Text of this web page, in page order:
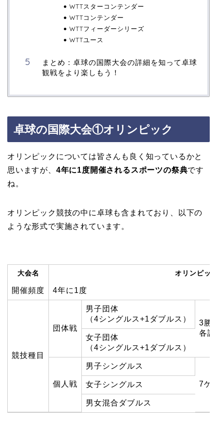
WTTスターコンテンダー
WTTコンテンダー
WTTフィーダーシリーズ
WTTユース
まとめ：卓球の国際大会の詳細を知って卓球
観戦をより楽しもう！
卓球の国際大会①オリンピック
オリンピックについては皆さんも良く知っているかと
思いますが、 4年に1度開催されるスポーツの祭典です
ね。
オリンピック競技の中に卓球も含まれており、以下の
ような形式で実施されています。
大会名 オリンピッ
開催頻度 4年に1度
競技種目
団体戦
男子団体
（4シングルス+1ダブルス）
3勝
各
女子団体
（4シングルス+1ダブルス）
個人戦
男子シングルス
7ゲ
女子シングルス
男女混合ダブルス